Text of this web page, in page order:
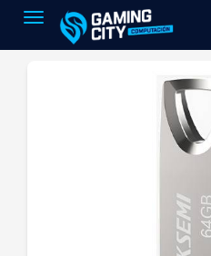
Toggle navigation